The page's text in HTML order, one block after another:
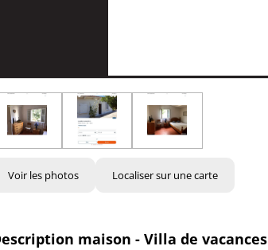
Voir les photos Localiser sur une carte
maison - Villa de vacances